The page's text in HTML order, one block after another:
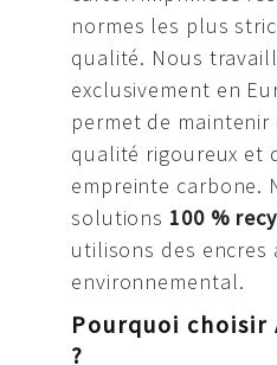
normes les plus
qualité. Nous
exclusivement en
permet de
qualité rigoureux et
empreinte carbone.
solutions 100 %
utilisons des encres
environnemental.
Pourquoi choisir
?